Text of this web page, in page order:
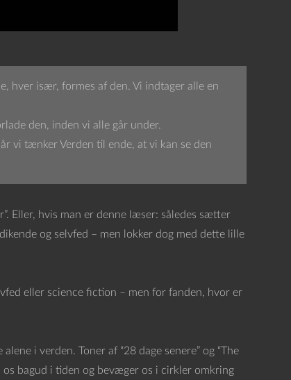
hver især, formes af den. Vi indtager alle en
den, inden vi alle går under.
vi tænker Verden til ende, at vi kan se den
Eller, hvis man er denne læser: således sætter
og selvfed – men lokker dog med dette lille
eller science fiction – men for fanden, hvor er
i verden. Toner af “28 dage senere” og “The
bagud i tiden og bevæger os i cirkler omkring